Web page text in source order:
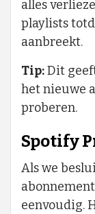
alles
playlists
aanbreekt.
Tip:Dit
het nieuwe
proberen.
Spotify
Als we
eenvoudig.